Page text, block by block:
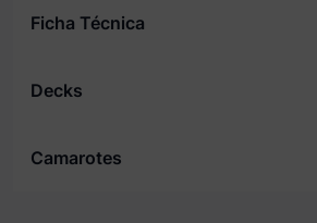
Ficha Técnica
Decks
Camarotes